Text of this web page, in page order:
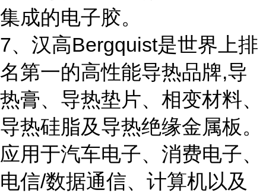
集成的电子胶。
7、汉高Bergquist是世界上排
名第一的高性能导热品牌,导
热膏、导热垫片、相变材料、
导热硅脂及导热绝缘金属板。
应用于汽车电子、消费电子、
电信/数据通信、计算机以及